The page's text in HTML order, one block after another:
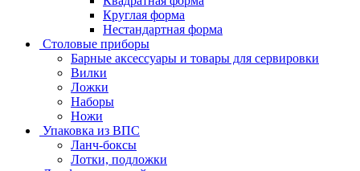
Круглая форма
Нестандартная форма
Столовые приборы
Барные аксессуары и товары для сервировки
Вилки
Ложки
Наборы
Ножи
Упаковка из ВПС
Ланч-боксы
Лотки, подложки